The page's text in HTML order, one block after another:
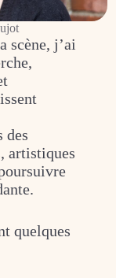
scène, j’ai
des
artistiques
quelques